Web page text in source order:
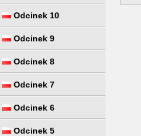
Odcinek 10
Odcinek 9
Odcinek 8
Odcinek 7
Odcinek 6
Odcinek 5